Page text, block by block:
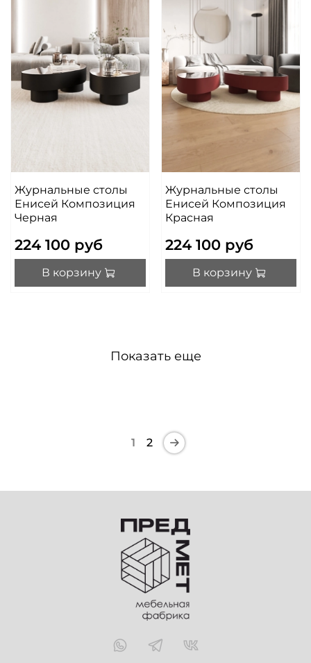
Журнальные столы
Енисей Композиция
Черная
224 100 руб
В корзину
Журнальные столы
Енисей Композиция
Красная
224 100 руб
В корзину
Показать еще
1 2